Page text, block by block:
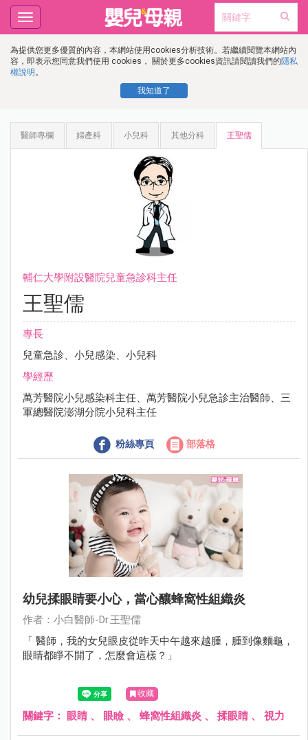
為提供您更多優質的內容，本網站使用cookies分析技術。若繼續閱覽本網站內
容，即表示您同意我們使用 cookies， 關於更多cookies資訊請閱讀我們的隱私
權說明 。
我知道了
Toggle
navigation
醫師專欄 婦產科 小兒科 其他分科 王聖儒
輔仁大學附設醫院兒童急診科主任
王聖儒
專長
兒童急診、小兒感染、小兒科
學經歷
萬芳醫院小兒感染科主任、萬芳醫院小兒急診主治醫師、三
軍總醫院澎湖分院小兒科主任
粉絲專頁 部落格
幼兒揉眼睛要小心，當心釀蜂窩性組織炎
作者：小白醫師-Dr.王聖儒
「 醫師，我的女兒眼皮從昨天中午越來越腫，腫到像麵龜，
眼睛都睜不開了，怎麼會這樣？」
收藏
關鍵字： 眼睛 、 眼瞼 、 蜂窩性組織炎 、 揉眼睛 、 視力